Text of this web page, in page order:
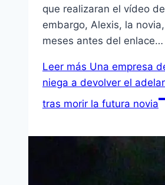
que realizaran el vídeo
embargo, Alexis, la
meses antes del enlace…
Leer más Una empresa
niega a devolver el
tras morir la futura novia